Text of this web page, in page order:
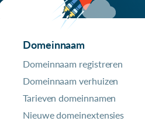
Domeinnaam
Domeinnaam registreren
Domeinnaam verhuizen
Tarieven domeinnamen
Nieuwe domeinextensies